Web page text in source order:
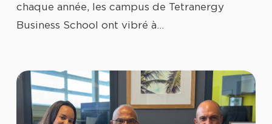
chaque année, les campus de Tetranergy
Business School ont vibré à…